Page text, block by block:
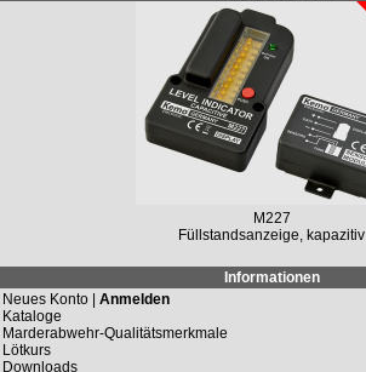
M227
Füllstandsanzeige, kapazitiv
Informationen
Neues Konto | Anmelden
Kataloge
Marderabwehr-Qualitätsmerkmale
Lötkurs
Downloads